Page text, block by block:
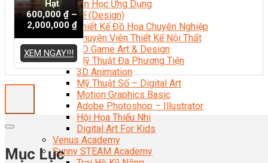
Tin Học Ứng Dụng
Thiết Kế (Design)
Thiết Kế Đồ Họa Chuyên Nghiệp
Chuyên Viên Thiết Kế Nội Thất
3D Game Art & Design
Mỹ Thuật Đa Phương Tiện
3D Animation
Mỹ Thuật Số – Digital Art
Motion Graphics Basic
Adobe Photoshop – Illustrator
Hội Họa Thiếu Nhi
Digital Art For Kids
Venus Academy
Sunny STEAM Academy
Hạt
600,000 ₫ –
2,000,000 ₫
XEM NGAY!!!
Mục Lục